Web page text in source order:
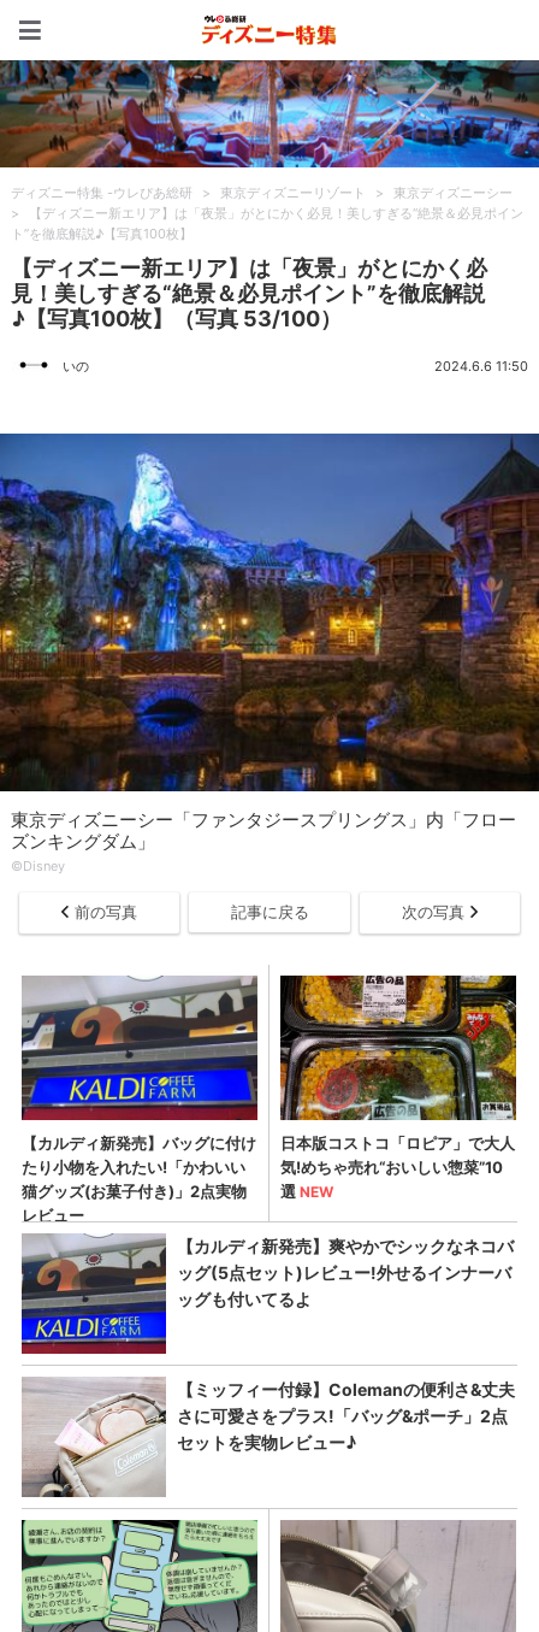
ディズニー特集 -ウレぴあ総研 > 東京ディズニーリゾート >
東京ディズニーシー
>
【ディズニー新エリア】は「夜景」がとにかく必見！美しすぎる“絶景＆必見ポイン
ト”を徹底解説♪【写真100枚】
【ディズニー新エリア】は「夜景」がとにかく必
見！美しすぎる“絶景＆必見ポイント”を徹底解説
♪【写真100枚】（写真 53/100）
いの 2024.6.6 11:50
東京ディズニーシー「ファンタジースプリングス」内「フロー
ズンキングダム」
©Disney
前の写真 記事に戻る 次の写真